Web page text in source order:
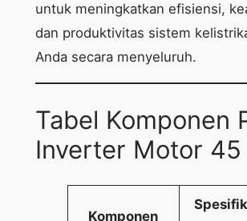
untuk meningkatkan efisiensi,
dan produktivitas sistem
Anda secara menyeluruh.
Tabel Komponen
Inverter Motor 45
Komponen